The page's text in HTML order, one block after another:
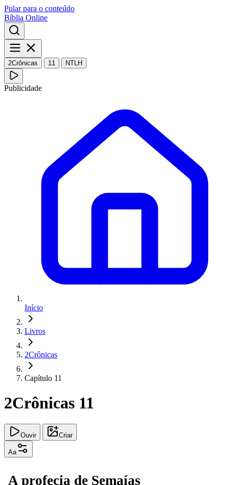
Pular para o conteúdo
Bíblia Online
2Crônicas 11 NTLH
Publicidade
Início
Livros
2Crônicas
Capítulo 11
2Crônicas 11
Ouvir Criar
Aa
A profecia de Semaías